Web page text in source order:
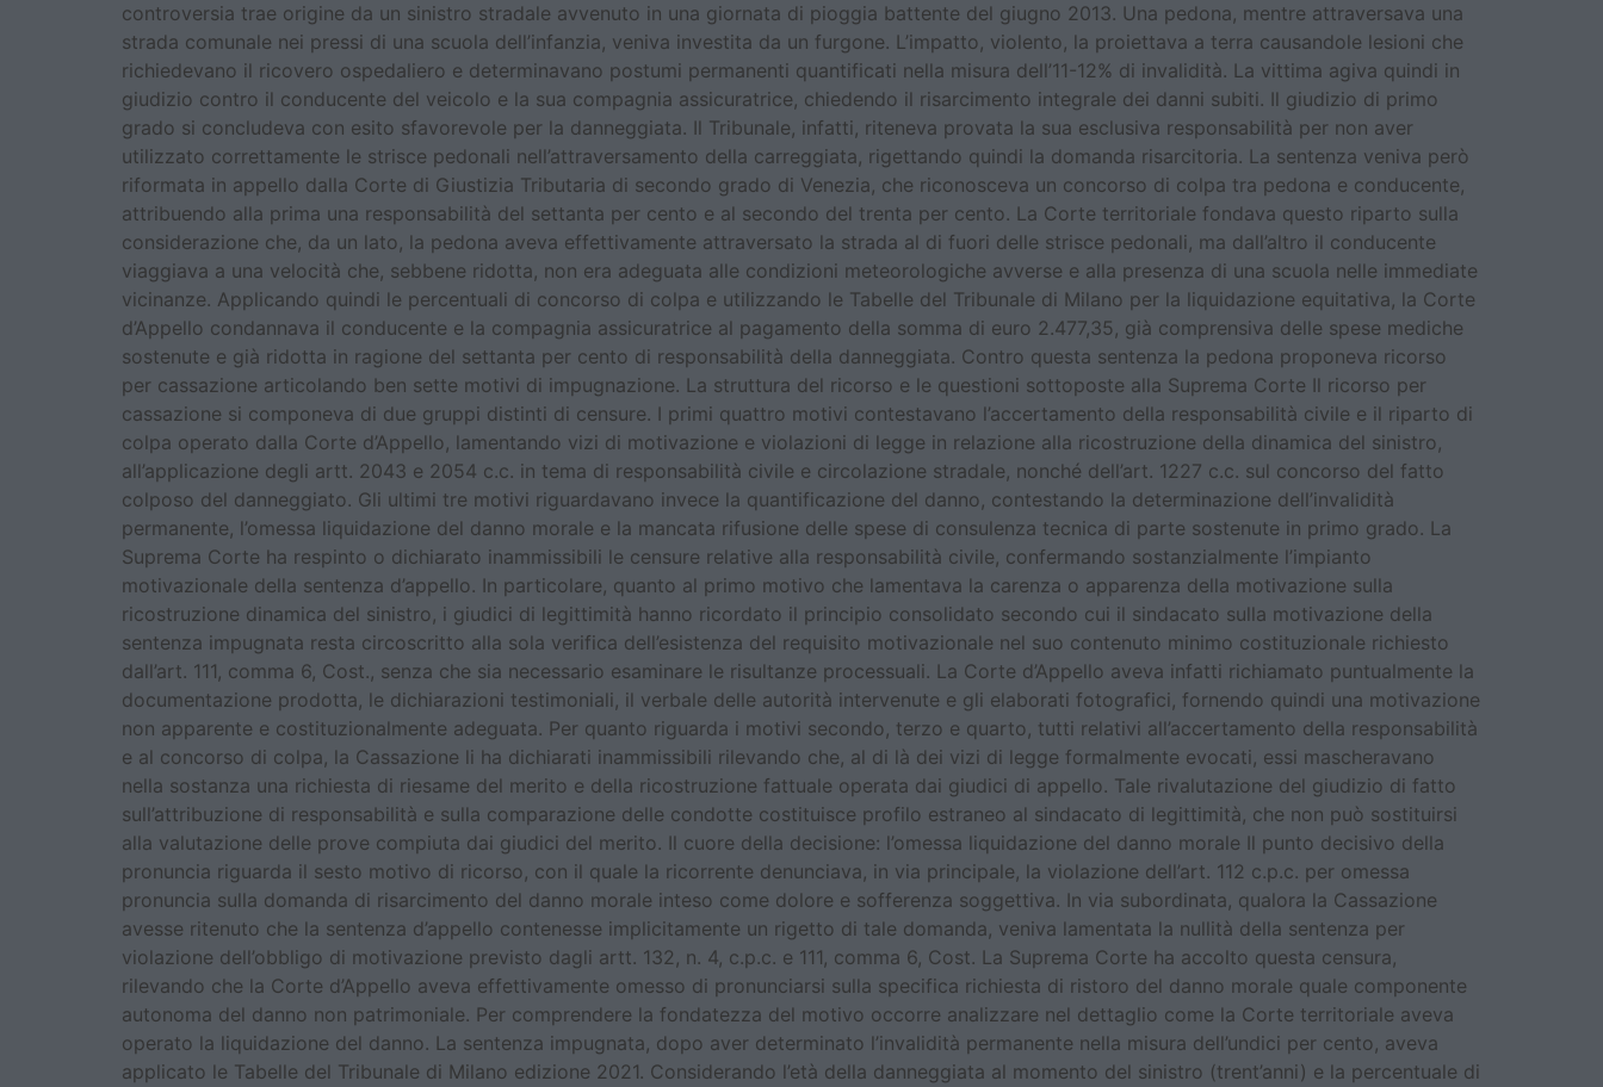
controversia trae origine da un sinistro stradale avvenuto in una giornata di pioggia battente del giugno 2013. Una pedona, mentre attraversava una
strada comunale nei pressi di una scuola dell’infanzia, veniva investita da un furgone. L’impatto, violento, la proiettava a terra causandole lesioni che
richiedevano il ricovero ospedaliero e determinavano postumi permanenti quantificati nella misura dell’11-12% di invalidità. La vittima agiva quindi in
giudizio contro il conducente del veicolo e la sua compagnia assicuratrice, chiedendo il risarcimento integrale dei danni subiti. Il giudizio di primo
grado si concludeva con esito sfavorevole per la danneggiata. Il Tribunale, infatti, riteneva provata la sua esclusiva responsabilità per non aver
utilizzato correttamente le strisce pedonali nell’attraversamento della carreggiata, rigettando quindi la domanda risarcitoria. La sentenza veniva però
riformata in appello dalla Corte di Giustizia Tributaria di secondo grado di Venezia, che riconosceva un concorso di colpa tra pedona e conducente,
attribuendo alla prima una responsabilità del settanta per cento e al secondo del trenta per cento. La Corte territoriale fondava questo riparto sulla
considerazione che, da un lato, la pedona aveva effettivamente attraversato la strada al di fuori delle strisce pedonali, ma dall’altro il conducente
viaggiava a una velocità che, sebbene ridotta, non era adeguata alle condizioni meteorologiche avverse e alla presenza di una scuola nelle immediate
vicinanze. Applicando quindi le percentuali di concorso di colpa e utilizzando le Tabelle del Tribunale di Milano per la liquidazione equitativa, la Corte
d’Appello condannava il conducente e la compagnia assicuratrice al pagamento della somma di euro 2.477,35, già comprensiva delle spese mediche
sostenute e già ridotta in ragione del settanta per cento di responsabilità della danneggiata. Contro questa sentenza la pedona proponeva ricorso
per cassazione articolando ben sette motivi di impugnazione. La struttura del ricorso e le questioni sottoposte alla Suprema Corte Il ricorso per
cassazione si componeva di due gruppi distinti di censure. I primi quattro motivi contestavano l’accertamento della responsabilità civile e il riparto di
colpa operato dalla Corte d’Appello, lamentando vizi di motivazione e violazioni di legge in relazione alla ricostruzione della dinamica del sinistro,
all’applicazione degli artt. 2043 e 2054 c.c. in tema di responsabilità civile e circolazione stradale, nonché dell’art. 1227 c.c. sul concorso del fatto
colposo del danneggiato. Gli ultimi tre motivi riguardavano invece la quantificazione del danno, contestando la determinazione dell’invalidità
permanente, l’omessa liquidazione del danno morale e la mancata rifusione delle spese di consulenza tecnica di parte sostenute in primo grado. La
Suprema Corte ha respinto o dichiarato inammissibili le censure relative alla responsabilità civile, confermando sostanzialmente l’impianto
motivazionale della sentenza d’appello. In particolare, quanto al primo motivo che lamentava la carenza o apparenza della motivazione sulla
ricostruzione dinamica del sinistro, i giudici di legittimità hanno ricordato il principio consolidato secondo cui il sindacato sulla motivazione della
sentenza impugnata resta circoscritto alla sola verifica dell’esistenza del requisito motivazionale nel suo contenuto minimo costituzionale richiesto
dall’art. 111, comma 6, Cost., senza che sia necessario esaminare le risultanze processuali. La Corte d’Appello aveva infatti richiamato puntualmente la
documentazione prodotta, le dichiarazioni testimoniali, il verbale delle autorità intervenute e gli elaborati fotografici, fornendo quindi una motivazione
non apparente e costituzionalmente adeguata. Per quanto riguarda i motivi secondo, terzo e quarto, tutti relativi all’accertamento della responsabilità
e al concorso di colpa, la Cassazione li ha dichiarati inammissibili rilevando che, al di là dei vizi di legge formalmente evocati, essi mascheravano
nella sostanza una richiesta di riesame del merito e della ricostruzione fattuale operata dai giudici di appello. Tale rivalutazione del giudizio di fatto
sull’attribuzione di responsabilità e sulla comparazione delle condotte costituisce profilo estraneo al sindacato di legittimità, che non può sostituirsi
alla valutazione delle prove compiuta dai giudici del merito. Il cuore della decisione: l’omessa liquidazione del danno morale Il punto decisivo della
pronuncia riguarda il sesto motivo di ricorso, con il quale la ricorrente denunciava, in via principale, la violazione dell’art. 112 c.p.c. per omessa
pronuncia sulla domanda di risarcimento del danno morale inteso come dolore e sofferenza soggettiva. In via subordinata, qualora la Cassazione
avesse ritenuto che la sentenza d’appello contenesse implicitamente un rigetto di tale domanda, veniva lamentata la nullità della sentenza per
violazione dell’obbligo di motivazione previsto dagli artt. 132, n. 4, c.p.c. e 111, comma 6, Cost. La Suprema Corte ha accolto questa censura,
rilevando che la Corte d’Appello aveva effettivamente omesso di pronunciarsi sulla specifica richiesta di ristoro del danno morale quale componente
autonoma del danno non patrimoniale. Per comprendere la fondatezza del motivo occorre analizzare nel dettaglio come la Corte territoriale aveva
operato la liquidazione del danno. La sentenza impugnata, dopo aver determinato l’invalidità permanente nella misura dell’undici per cento, aveva
applicato le Tabelle del Tribunale di Milano edizione 2021. Considerando l’età della danneggiata al momento del sinistro (trent’anni) e la percentuale di